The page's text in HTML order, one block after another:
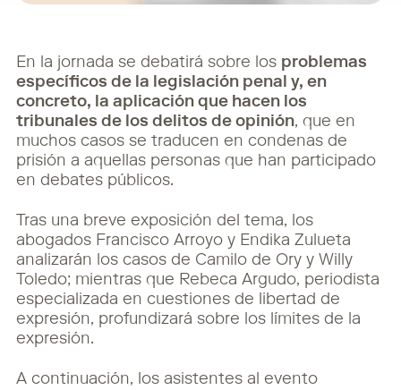
En la jornada se debatirá sobre los problemas
específicos de la legislación penal y, en
concreto, la aplicación que hacen los
tribunales de los delitos de opinión, que en
muchos casos se traducen en condenas de
prisión a aquellas personas que han participado
en debates públicos.
Tras una breve exposición del tema, los
abogados Francisco Arroyo y Endika Zulueta
analizarán los casos de Camilo de Ory y Willy
Toledo; mientras que Rebeca Argudo, periodista
especializada en cuestiones de libertad de
expresión, profundizará sobre los límites de la
expresión.
A continuación, los asistentes al evento